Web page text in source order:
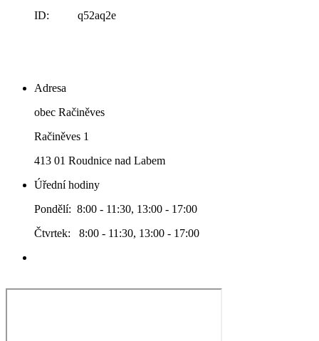
ID: q52aq2e
Adresa
obec Račiněves
Račiněves 1
413 01 Roudnice nad Labem
Úřední hodiny
Pondělí: 8:00 - 11:30, 13:00 - 17:00
Čtvrtek: 8:00 - 11:30, 13:00 - 17:00